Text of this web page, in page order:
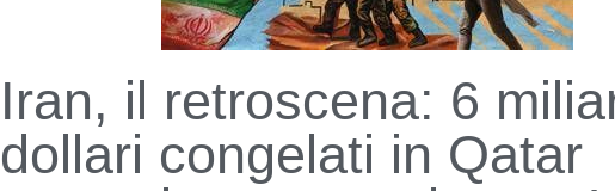
Iran, il retroscena: 6
dollari congelati in Qatar